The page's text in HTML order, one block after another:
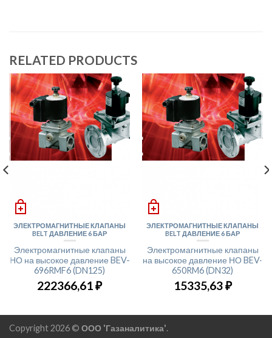
RELATED PRODUCTS
ЭЛЕКТРОМАГНИТНЫЕ КЛАПАНЫ
BELT ДАВЛЕНИЕ 6 БАР
Электромагнитные клапаны
НО на высокое давление BEV-
696RMF6 (DN125)
222366,61₽
ЭЛЕКТРОМАГНИТНЫЕ КЛАПАНЫ
BELT ДАВЛЕНИЕ 6 БАР
Электромагнитные клапаны
на высокое давление НО BEV-
650RM6 (DN32)
15335,63₽
Copyright 2026 © ООО 'Газаналитика'.